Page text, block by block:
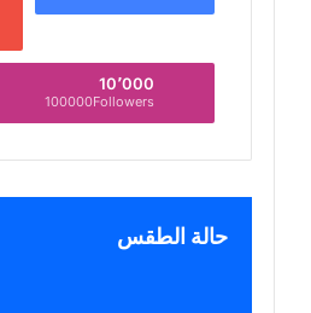
10٬000
100000Followers
حالة الطقس